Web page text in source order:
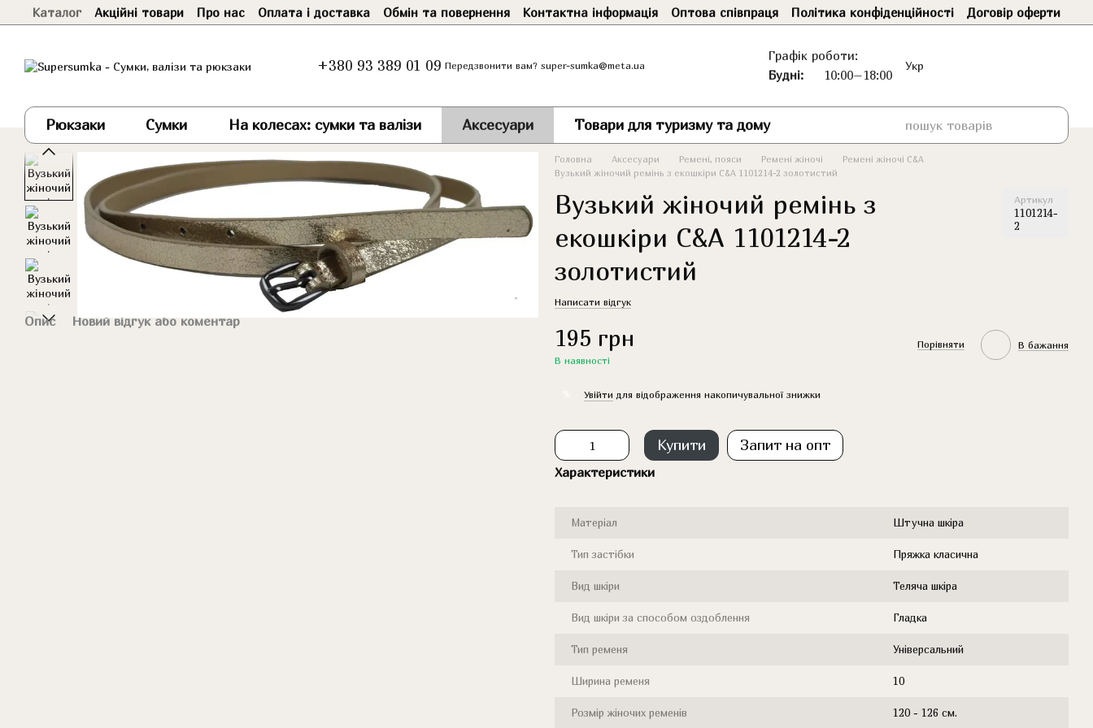
Перейти до основного контенту
Каталог Акційні товари Про нас Оплата і доставка Обмін та повернення Контактна інформація Оптова співпраця Політика конфіденційності Договір оферти
+380 93 389 01 09 Передзвонити вам? super-sumka@meta.ua
Графік роботи:
Будні:
10:00–18:00
Укр
Рюкзаки Сумки На колесах: сумки та валізи Аксесуари Товари для туризму та дому
Опис Новий відгук або коментар
Головна Аксесуари Ремені, пояси Ремені жіночі
Ремені жіночі C&A
Вузький жіночий ремінь з екошкіри C&A 1101214-2 золотистий
Вузький жіночий ремінь з
екошкіри C&A 1101214-2
золотистий
Артикул
1101214-
2
Написати відгук
195 грн
В наявності
Порівняти В бажання
Увійти для відображення накопичувальної знижки
Купити Запит на опт
Характеристики
Матеріал Штучна шкіра
Тип застібки Пряжка класична
Вид шкіри Теляча шкіра
Вид шкіри за способом оздоблення Гладка
Тип ременя Універсальний
Ширина ременя 10
Розмір жіночих ременів 120 - 126 см.